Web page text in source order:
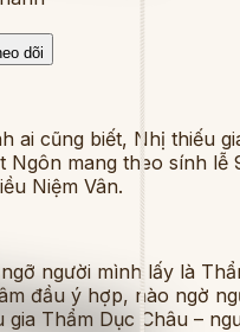
dõi
ai cũng biết, Nhị thiếu
Ngôn mang theo sính lễ
Niệm Vân.
người mình lấy là
đầu ý hợp, nào ngờ
gia Thẩm Dục Châu –